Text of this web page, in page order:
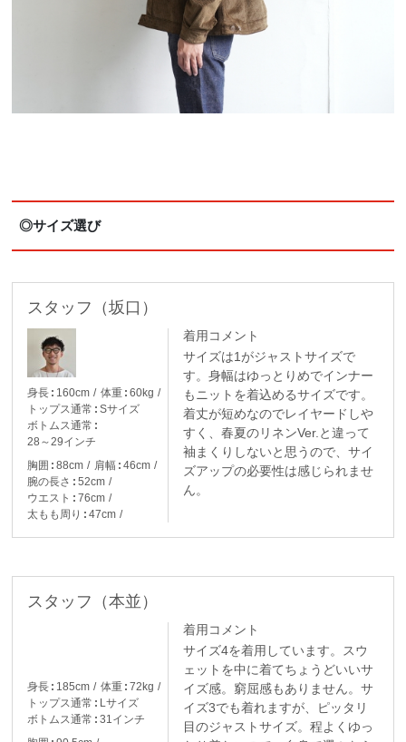
◎サイズ選び
スタッフ（坂口）
身長 160cm 体重
60kg
トップス通常
Sサイズ
ボトムス通常
28～29インチ
胸囲
88cm 肩幅
46cm
腕の長さ
52cm
ウエスト
76cm
太もも周り
47cm
着用コメント
サイズは1がジャストサイズで
す。身幅はゆっとりめでインナー
もニットを着込めるサイズです。
着丈が短めなのでレイヤードしや
すく、春夏のリネンVer.と違って
袖まくりしないと思うので、サイ
ズアップの必要性は感じられませ
ん。
スタッフ（本並）
身長 185cm 体重
72kg
トップス通常
Lサイズ
ボトムス通常
31インチ
着用コメント
サイズ4を着用しています。スウ
ェットを中に着てちょうどいいサ
イズ感。窮屈感もありません。サ
イズ3でも着れますが、ピッタリ
目のジャストサイズ。程よくゆっ